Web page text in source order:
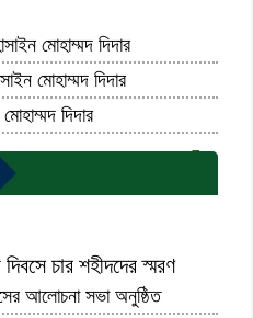
মোহাম্মদ দিদার
মোহাম্মদ দিদার
দিদার
আরো পড়ুন...
দিবসে চার শহীদদের স্মরণ
আলোচনা সভা অনুষ্ঠিত